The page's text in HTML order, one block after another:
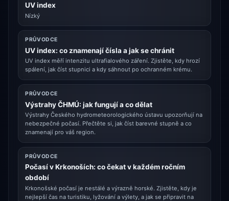
UV index
Nízký
PRŮVODCE
UV index: co znamenají čísla a jak se chránit
UV index měří intenzitu ultrafialového záření. Zjistěte, kdy hrozí
spálení, jak číst stupnici a kdy sáhnout po ochranném krému.
PRŮVODCE
Výstrahy ČHMÚ: jak fungují a co dělat
Výstrahy Českého hydrometeorologického ústavu upozorňují na
nebezpečné počasí. Přečtěte si, jak číst barevné stupně a co
znamenají pro váš region.
PRŮVODCE
Počasí v Krkonoších: co čekat v každém ročním
období
Krkonošské počasí je nestálé a výrazně horské. Zjistěte, kdy je
nejlepší čas na turistiku, lyžování a výlety, a jak se připravit na